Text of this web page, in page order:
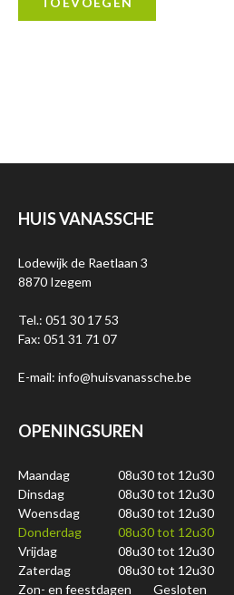
HUIS VANASSCHE
Lodewijk de Raetlaan 3
8870 Izegem
Tel.: 051 30 17 53
Fax: 051 31 71 07
E-mail: info@huisvanassche.be
OPENINGSUREN
Maandag 08u30 tot 12u30
Dinsdag
08u30 tot 12u30
Woensdag
08u30 tot 12u30
Donderdag
08u30 tot 12u30
Vrijdag
08u30 tot 12u30
Zaterdag
08u30 tot 12u30
Zon- en feestdagen
Gesloten